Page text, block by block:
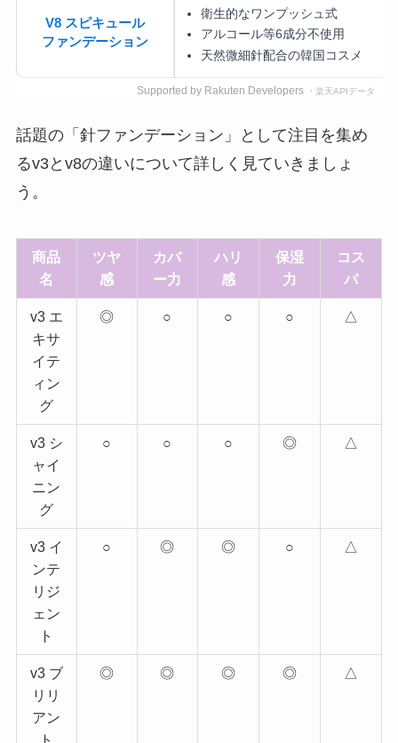
V8 スピキュール
ファンデーション
衛生的なワンプッシュ式
アルコール等6成分不使用
天然微細針配合の韓国コスメ
Supported by Rakuten Developers ・楽天APIデータ
話題の「針ファンデーション」として注目を集め
るv3とv8の違いについて詳しく見ていきましょ
う。
商品
名
ツヤ
感
カバ
ー力
ハリ
感
保湿
力
コス
パ
v3 エ
キサ
イテ
ィン
グ
◎ ○ ○ ○ △
v3 シ
ャイ
ニン
グ
○ ○ ○ ◎ △
v3 イ
ンテ
リジ
ェン
ト
○ ◎ ◎ ○ △
v3 ブ
リリ
アン
ト
◎ ◎ ◎ ◎ △